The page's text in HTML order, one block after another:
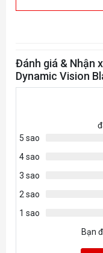
Dưới: Tối đa 360
Hông: Tối đa
Hỗ Trợ Tản Khí
167mm
Đánh giá & Nhận
Dynamic Vision
5 sao
4 sao
3 sao
2 sao
1 sao
Bạn